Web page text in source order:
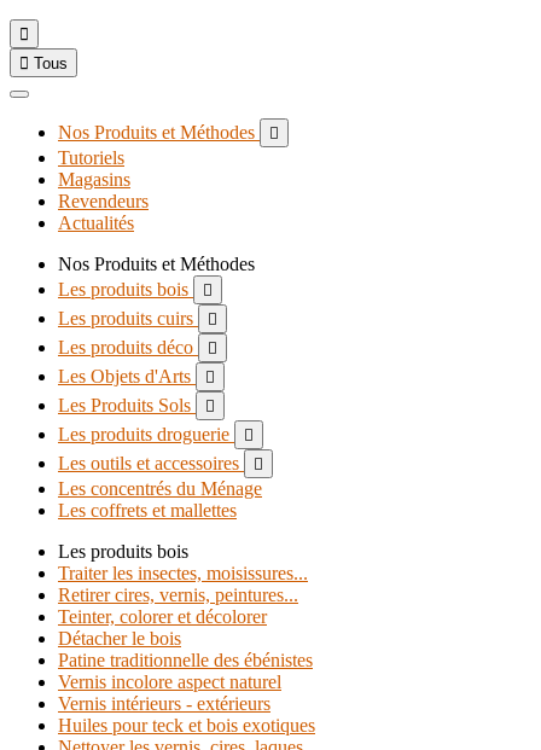

 Tous
Nos Produits et Méthodes 
Tutoriels
Magasins
Revendeurs
Actualités
Nos Produits et Méthodes
Les produits bois

Les produits cuirs 
Les produits déco 
Les Objets d'Arts 
Les Produits Sols 
Les produits droguerie 
Les outils et accessoires 
Les concentrés du Ménage
Les coffrets et mallettes
Les produits bois
Traiter les insectes, moisissures...
Retirer cires, vernis, peintures...
Teinter, colorer et décolorer
Détacher le bois
Patine traditionnelle des ébénistes
Vernis incolore aspect naturel
Vernis intérieurs - extérieurs
Huiles pour teck et bois exotiques